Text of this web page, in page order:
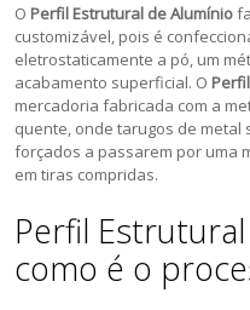
O Perfil Estrutural de Alumínio
customizável, pois é
eletrostaticamente a pó, um
acabamento superficial. O
mercadoria fabricada com a
quente, onde tarugos de metal
forçados a passarem por uma
em tiras compridas.
Perfil
como é o